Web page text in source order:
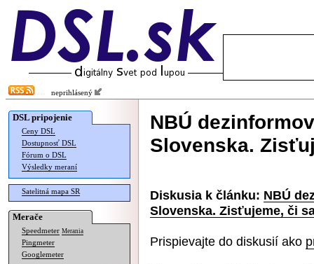
neprihlásený
DSL pripojenie
Ceny DSL
Dostupnosť DSL
Fórum o DSL
Výsledky meraní
Satelitná mapa SR
Merače
Speedmeter Merania
Pingmeter
Googlemeter
NBÚ
Slovenska.
Diskusia k článku: NBÚ
Slovenska. Zisťujeme, či
Prispievajte do diskusií ako